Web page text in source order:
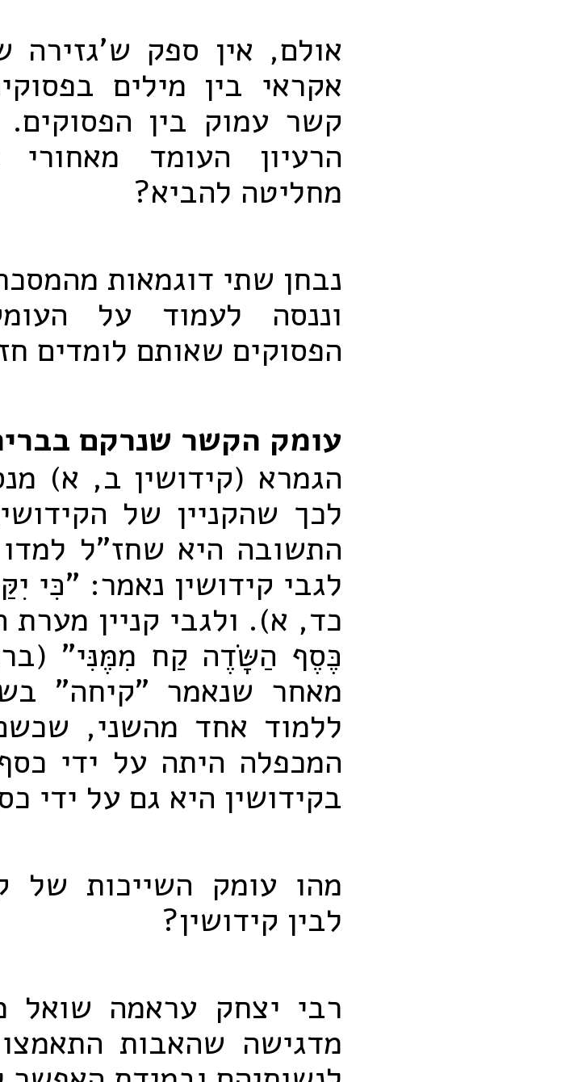
אולם, אין ספק ש'גזירה
אקראי בין מילים
קשר עמוק בין
הרעיון העומד
מחליטה להביא?
נבחן שתי דוגמאות
וננסה לעמוד על
הפסוקים שאותם לומדים
עומק הקשר שנרקם
הגמרא (קידושין ב, א)
לכך שהקניין של
התשובה היא שחז"ל
לגבי קידושין נאמר: "כִּי
כד, א). ולגבי קניין
כֶּסֶף הַשָּׂדֶה קַח מִמֶּנִּי"
מאחר שנאמר "קיחה"
ללמוד אחד מהשני,
המכפלה היתה על ידי
בקידושין היא גם על ידי
מהו עומק השייכות של
לבין קידושין?
רבי יצחק עראמה שואל
מדגישה שהאבות